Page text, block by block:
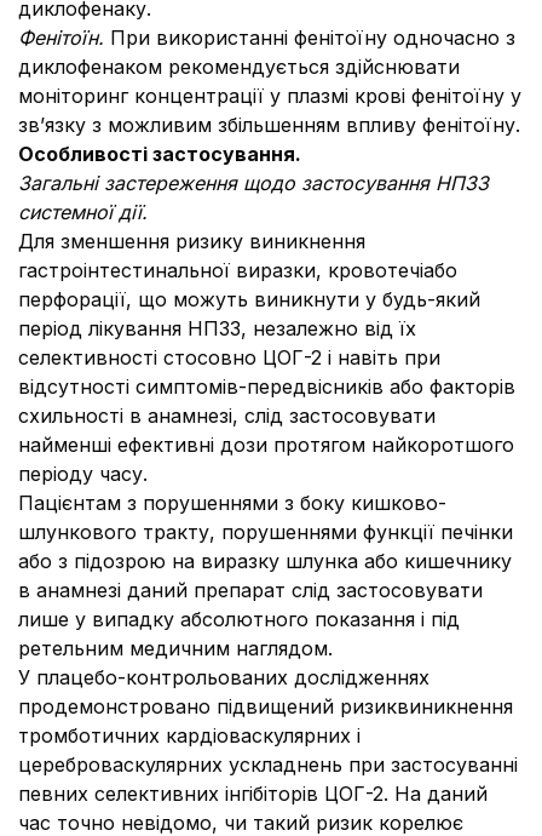
диклофенаку.
Фенітоїн. При використанні фенітоїну одночасно з
диклофенаком рекомендується здійснювати
моніторинг концентрації у плазмі крові фенітоїну у
зв’язку з можливим збільшенням впливу фенітоїну.
Особливості застосування.
Загальні застереження щодо застосування НПЗЗ
системної дії.
Для зменшення ризику виникнення
гастроінтестинальної виразки, кровотечіабо
перфорації, що можуть виникнути у будь-який
період лікування НПЗЗ, незалежно від їх
селективності стосовно ЦОГ-2 і навіть при
відсутності симптомів-передвісників або факторів
схильності в анамнезі, слід застосовувати
найменші ефективні дози протягом найкоротшого
періоду часу.
Пацієнтам з порушеннями з боку кишково-
шлункового тракту, порушеннями функції печінки
або з підозрою на виразку шлунка або кишечнику
в анамнезі даний препарат слід застосовувати
лише у випадку абсолютного показання і під
ретельним медичним наглядом.
У плацебо-контрольованих дослідженнях
продемонстровано підвищений ризиквиникнення
тромботичних кардіоваскулярних і
цереброваскулярних ускладнень при застосуванні
певних селективних інгібіторів ЦОГ-2. На даний
час точно невідомо, чи такий ризик корелює